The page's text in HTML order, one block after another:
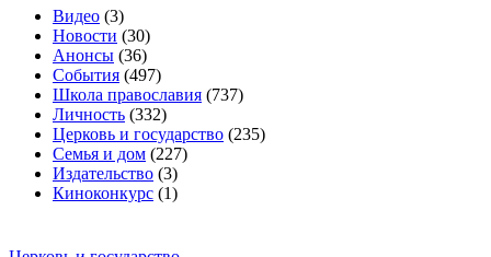
Видео (3)
Новости (30)
Анонсы (36)
События (497)
Школа православия (737)
Личность (332)
Церковь и государство (235)
Семья и дом (227)
Издательство (3)
Киноконкурс (1)